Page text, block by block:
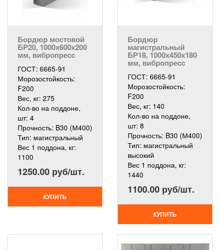
Бордюр мостовой
БР20, 1000х600х200
мм, вибропресс
ГОСТ: 6665-91
Морозостойкость:
F200
Вес, кг: 275
Кол-во на поддоне,
шт: 4
Прочность: B30 (М400)
Тип: магистральный
Вес 1 поддона, кг:
1100
1250.00 руб/шт.
КУПИТЬ
Бордюр
магистральный
БР18, 1000х450х180
мм, вибропресс
ГОСТ: 6665-91
Морозостойкость:
F200
Вес, кг: 140
Кол-во на поддоне,
шт: 8
Прочность: B30 (М400)
Тип: магистральный
высокий
Вес 1 поддона, кг:
1440
1100.00 руб/шт.
КУПИТЬ